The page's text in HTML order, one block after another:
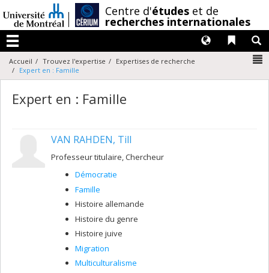
au
contenu
Centre d'études et de
recherches internationales
Menu
Liens
Langues
Accueil Trouvez l'expertise
Expertises de recherche
Expert en : Famille
Expert en : Famille
VAN RAHDEN, Till
Professeur titulaire, Chercheur
Démocratie
Famille
Histoire allemande
Histoire du genre
Histoire juive
Migration
Multiculturalisme